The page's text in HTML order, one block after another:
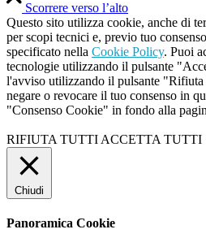
Scorrere verso l’alto
Questo sito utilizza cookie, anche di
per scopi tecnici e, previo tuo
specificato nella Cookie Policy. Puoi
tecnologie utilizzando il pulsante
l'avviso utilizzando il pulsante
negare o revocare il tuo consenso in
"Consenso Cookie" in fondo alla
RIFIUTA TUTTI ACCETTA TUTTI
Chiudi
Panoramica Cookie